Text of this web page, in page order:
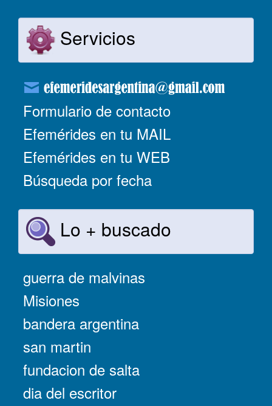
Servicios
Formulario de contacto
Efemérides en tu MAIL
Efemérides en tu WEB
Búsqueda por fecha
Lo + buscado
guerra de malvinas
Misiones
bandera argentina
san martin
fundacion de salta
dia del escritor